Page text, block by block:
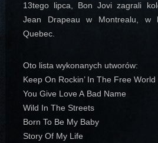
13tego lipca, Bon Jovi zagrali
Jean Drapeau w Montrealu, w
Quebec.
Oto lista wykonanych utworów:
Keep On Rockin’ In The Free
You Give Love A Bad Name
Wild In The Streets
Born To Be My Baby
Story Of My Life